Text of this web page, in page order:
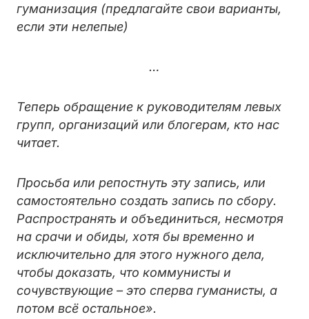
гуманизация (предлагайте свои варианты,
если эти нелепые)
…
Теперь обращение к руководителям левых
групп, организаций или блогерам, кто нас
читает.
Просьба или репостнуть эту запись, или
самостоятельно создать запись по сбору.
Распространять и объединиться, несмотря
на срачи и обиды, хотя бы временно и
исключительно для этого нужного дела,
чтобы доказать, что коммунисты и
сочувствующие – это сперва гуманисты, а
потом всё остальное».